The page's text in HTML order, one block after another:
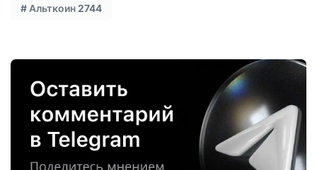
# Альткоин 2744